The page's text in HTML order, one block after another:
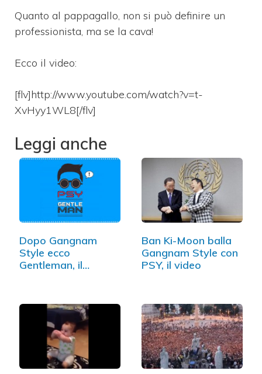
Quanto al pappagallo, non si può definire un
professionista, ma se la cava!
Ecco il video:
[flv]http://www.youtube.com/watch?v=t-
XvHyy1WL8[/flv]
Leggi anche
Dopo Gangnam
Style ecco
Gentleman, il
Ban Ki-Moon balla
Gangnam Style con
PSY, il video